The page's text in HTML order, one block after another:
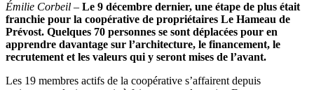
Émilie Corbeil – Le 9 décembre dernier, une étape de plus était
franchie pour la coopérative de propriétaires Le Hameau de
Prévost. Quelques 70 personnes se sont déplacées pour en
apprendre davantage sur l’architecture, le financement, le
recrutement et les valeurs qui y seront mises de l’avant.
Les 19 membres actifs de la coopérative s’affairent depuis